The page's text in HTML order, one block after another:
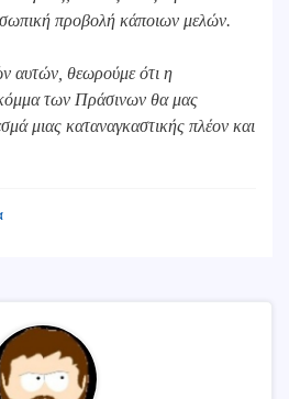
προβολή κάποιων μελών.
αυτών, θεωρούμε ότι η
των Πράσινων θα μας
μιας καταναγκαστικής πλέον και